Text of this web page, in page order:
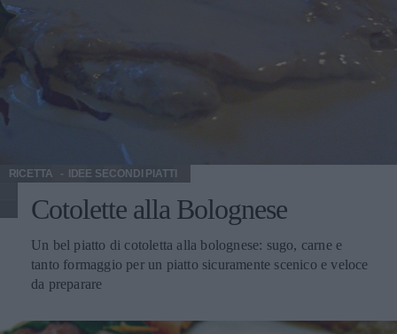
RICETTA IDEE SECONDI PIATTI
Cotolette alla Bolognese
Un bel piatto di cotoletta alla bolognese: sugo, carne e
tanto formaggio per un piatto sicuramente scenico e veloce
da preparare